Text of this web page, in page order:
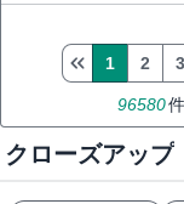
96580
1 2 3
クローズアップ